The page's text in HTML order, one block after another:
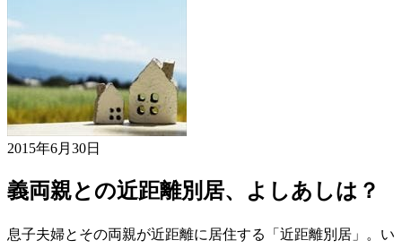
2015年6月30日
義両親との近距離別居、よしあしは？
息子夫婦とその両親が近距離に居住する「近距離別居」。い